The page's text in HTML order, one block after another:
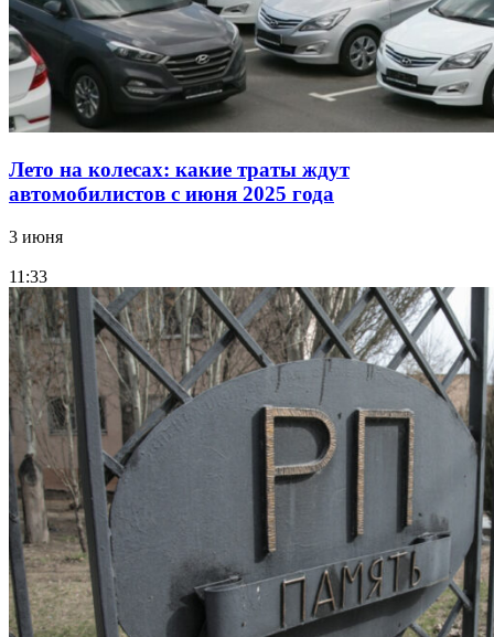
Лето на колесах: какие траты ждут
автомобилистов с июня 2025 года
3 июня
11:33